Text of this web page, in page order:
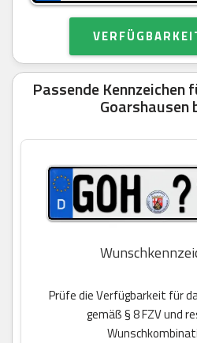
Passende Kennzeichen
Goarshausen
Prüfe die Verfügbarkeit für
gemäß § 8 FZV und